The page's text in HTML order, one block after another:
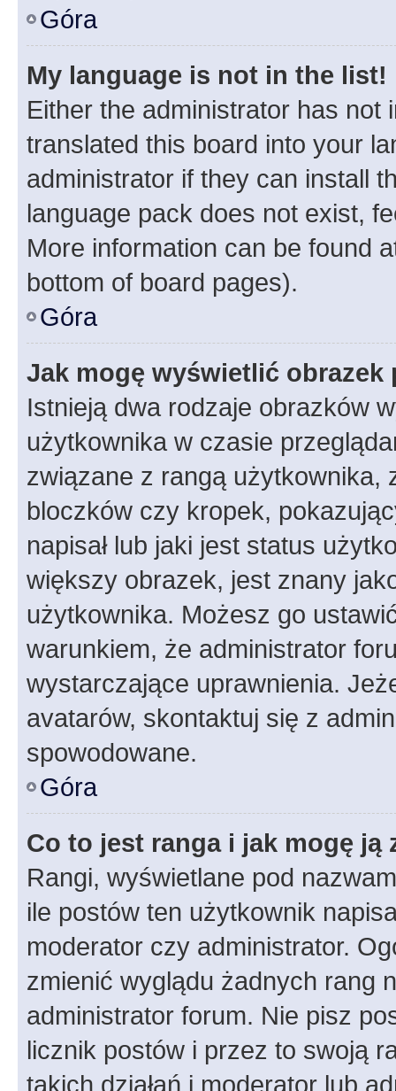
Góra
My language is not in the list!
Either the administrator has not
translated this board into your
administrator if they can install
language pack does not exist,
More information can be found
bottom of board pages).
Góra
Jak mogę wyświetlić
Istnieją dwa rodzaje obrazków
użytkownika w czasie
związane z rangą użytkownika,
bloczków czy kropek,
napisał lub jaki jest status
większy obrazek, jest znany
użytkownika. Możesz go
warunkiem, że administrator
wystarczające uprawnienia.
avatarów, skontaktuj się z
spowodowane.
Góra
Co to jest ranga i jak mogę ją
Rangi, wyświetlane pod
ile postów ten użytkownik
moderator czy administrator.
zmienić wyglądu żadnych rang
administrator forum. Nie pisz
licznik postów i przez to swoją
takich działań i moderator lub